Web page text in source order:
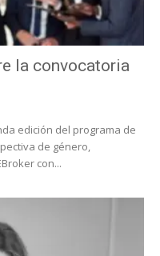
la convocatoria
edición del programa de
de género,
con...